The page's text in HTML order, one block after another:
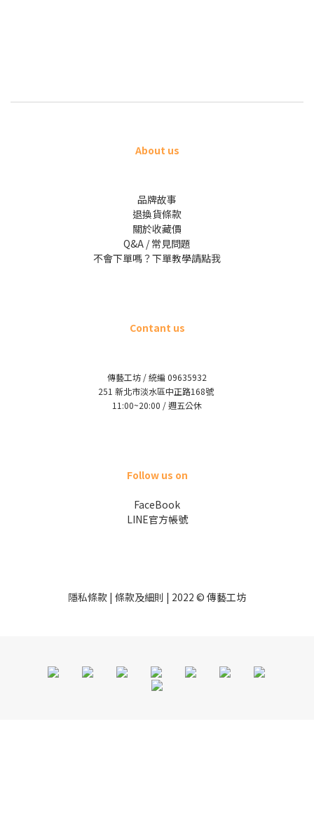
About us
品牌故事
退換貨條款
關於收藏價
Q&A / 常見問題
不會下單嗎？下單教學請點我
Contant us
傳藝工坊 / 統編 09635932
251 新北市淡水區中正路168號
11:00~20:00 / 週五公休
Follow us on
FaceBook
LINE官方帳號
隱私條款 | 條款及細則 | 2022 © 傳藝工坊